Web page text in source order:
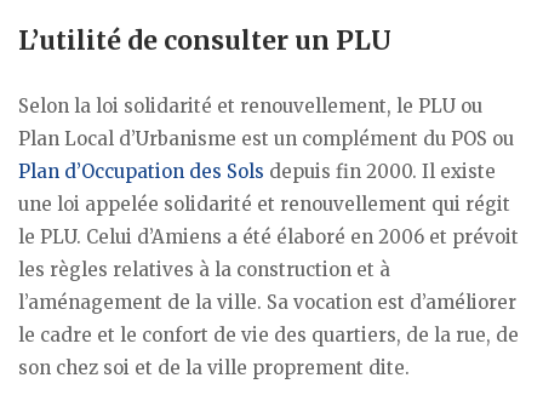
L’utilité de consulter un PLU
Selon la loi solidarité et renouvellement, le PLU ou
Plan Local d’Urbanisme est un complément du POS ou
Plan d’Occupation des Sols depuis fin 2000. Il existe
une loi appelée solidarité et renouvellement qui régit
le PLU. Celui d’Amiens a été élaboré en 2006 et prévoit
les règles relatives à la construction et à
l’aménagement de la ville. Sa vocation est d’améliorer
le cadre et le confort de vie des quartiers, de la rue, de
son chez soi et de la ville proprement dite.